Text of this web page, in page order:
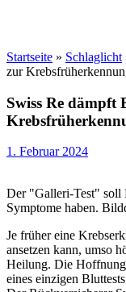
Startseite » Schlaglicht
zur
Swiss Re dämpft
1. Februar 2024
Der "Galleri-Test" soll
Symptome haben.
Je früher eine
ansetzen kann, umso
Heilung. Die
eines einzigen